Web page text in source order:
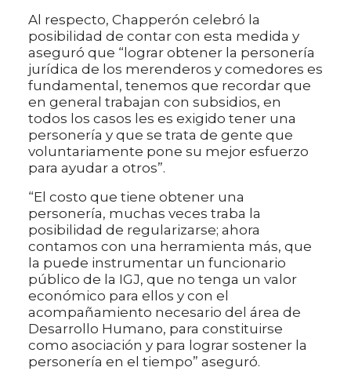
Al respecto, Chapperón celebró la
posibilidad de contar con esta medida y
aseguró que “lograr obtener la personería
jurídica de los merenderos y comedores es
fundamental, tenemos que recordar que
en general trabajan con subsidios, en
todos los casos les es exigido tener una
personería y que se trata de gente que
voluntariamente pone su mejor esfuerzo
para ayudar a otros”.
“El costo que tiene obtener una
personería, muchas veces traba la
posibilidad de regularizarse; ahora
contamos con una herramienta más, que
la puede instrumentar un funcionario
público de la IGJ, que no tenga un valor
económico para ellos y con el
acompañamiento necesario del área de
Desarrollo Humano, para constituirse
como asociación y para lograr sostener la
personería en el tiempo” aseguró.